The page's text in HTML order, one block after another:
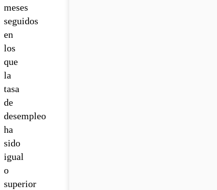
meses
seguidos
en
los
que
la
tasa
de
desempleo
ha
sido
igual
o
superior